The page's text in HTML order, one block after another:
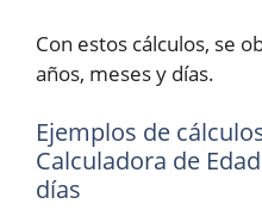
Con estos cálculos, se
años, meses y días.
Ejemplos de
Calculadora de
días